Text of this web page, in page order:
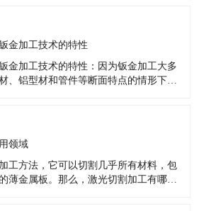
展多光束与此同时加工，为更高精度的
金加工技术的特性
金加工技术的特性：因为钣金加工大多
、铝型材和管件等断面特点的情形下，
规格及特性的商品，且制造的钢结构商
领域
工方法，它可以切割几乎所有材料，包
薄金属板。那么，激光切割加工有哪些